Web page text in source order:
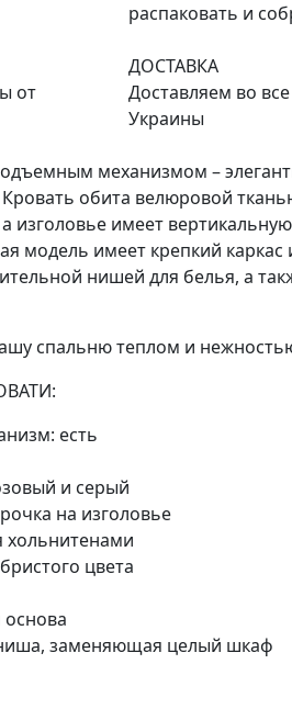
распаковать и
от
ДОСТАВКА
Доставляем во
Украины
механизмом –
обита велюровой
изголовье имеет
модель имеет крепкий
нишей для белья, а
спальню теплом и
есть
и серый
на изголовье
хольнитенами
цвета
заменяющая целый шкаф